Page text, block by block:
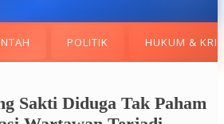
POLITIK HUKUM &
Sakti Diduga Tak Paham